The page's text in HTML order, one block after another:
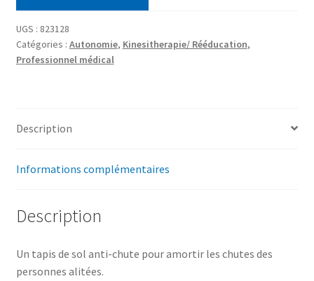
UGS : 823128
Catégories : Autonomie, Kinesitherapie/ Rééducation,
Professionnel médical
Description
Informations complémentaires
Description
Un tapis de sol anti-chute pour amortir les chutes des
personnes alitées.